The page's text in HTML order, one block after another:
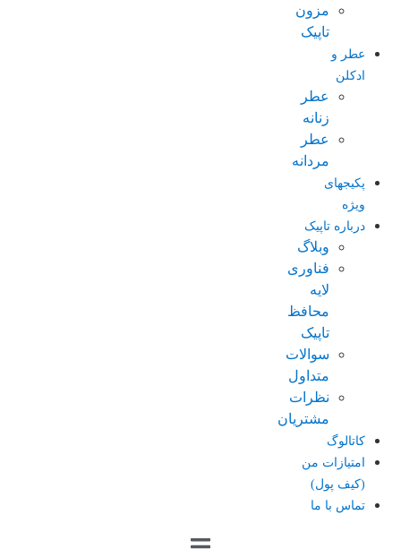
مزون
تاپیک
عطر و
ادکلن
عطر
زنانه
عطر
مردانه
پکیجهای
ویژه
درباره تاپیک
وبلاگ
فناوری
لایه
محافظ
تاپیک
سوالات
متداول
نظرات
مشتریان
کاتالوگ
امتیازات من
(کیف پول)
تماس با ما